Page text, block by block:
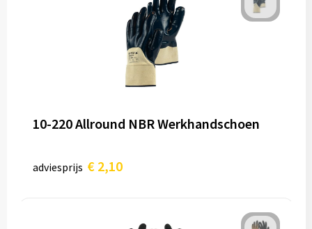
10-220 Allround NBR Werkhandschoen
adviesprijs € 2,10